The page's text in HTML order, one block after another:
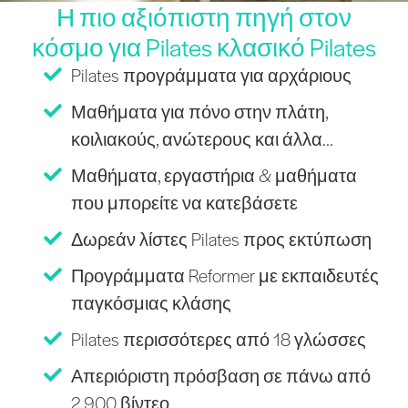
Η πιο αξιόπιστη πηγή στον
κόσμο για Pilates κλασικό Pilates
Pilates προγράμματα για αρχάριους
Μαθήματα για πόνο στην πλάτη,
κοιλιακούς, ανώτερους και άλλα...
Μαθήματα, εργαστήρια & μαθήματα
που μπορείτε να κατεβάσετε
Δωρεάν λίστες Pilates προς εκτύπωση
Προγράμματα Reformer με εκπαιδευτές
παγκόσμιας κλάσης
Pilates περισσότερες από 18 γλώσσες
Απεριόριστη πρόσβαση σε πάνω από
2.900 βίντεο